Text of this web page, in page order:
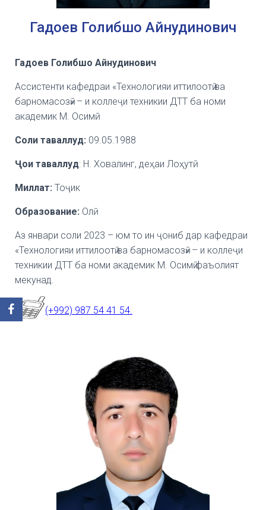
Гадоев Голибшо Айнудинович
Гадоев Голибшо Айнудинович
Ассистенти кафедраи «Технологияи иттилоотӣ ва
барномасозӣ» – и коллеҷи техникии ДТТ ба номи
академик М. Осимӣ
Соли таваллуд: 09.05.1988
Ҷои таваллуд: Н. Ховалинг, деҳаи Лоҳутӣ
Миллат: Тоҷик
Образование: Олӣ
Аз январи соли 2023 – юм то ин ҷониб дар кафедраи
«Технологияи иттилоотӣ ва барномасозӣ» – и коллеҷи
техникии ДТТ ба номи академик М. Осимӣ фаъолият
мекунад.
(+992) 987 54 41 54.